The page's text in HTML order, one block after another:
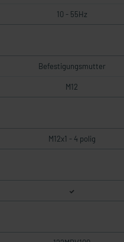
10 - 55Hz
Befestigungsmutter
M12
M12x1 - 4 polig